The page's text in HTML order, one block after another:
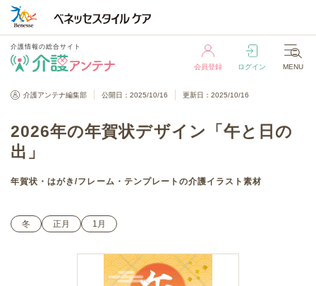
介護情報の総合サイト
会員登録 ログイン MENU
介護情報の総合サイト
介護アンテナ編集部 公開日：2025/10/16 更新日：2025/10/16
2026年の年賀状デザイン「午と日の
出」
年賀状・はがき/フレーム・テンプレート の介護イラスト素材
冬 正月 1月